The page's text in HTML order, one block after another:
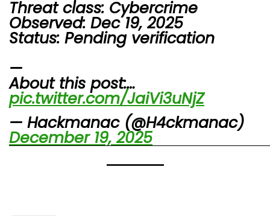
Threat class: Cybercrime
Observed: Dec 19, 2025
Status: Pending verification
—
About this post:…
pic.twitter.com/JaiVi3uNjZ
— Hackmanac (@H4ckmanac)
December 19, 2025